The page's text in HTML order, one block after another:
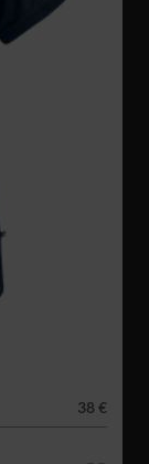
38 €